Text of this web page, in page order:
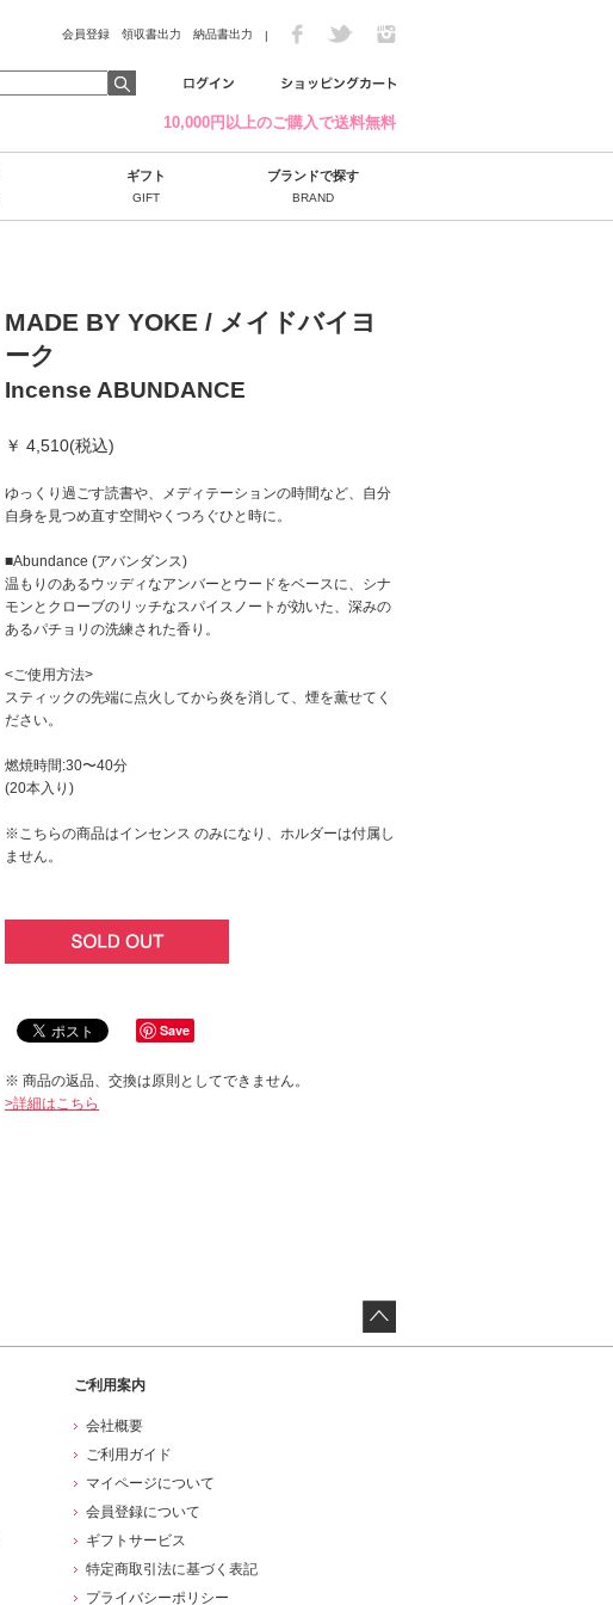
会員登録 領収書出力 納品書出力 |
10,000円以上のご購入で送料無料
ギフト
GIFT
ブランドで探す
BRAND
MADE BY YOKE / メイドバイヨ
ーク
Incense ABUNDANCE
￥ 4,510(税込)
ゆっくり過ごす読書や、メディテーションの時間など、自分
自身を見つめ直す空間やくつろぐひと時に。
■Abundance (アバンダンス)
温もりのあるウッディなアンバーとウードをベースに、シナ
モンとクローブのリッチなスパイスノートが効いた、深みの
あるパチョリの洗練された香り。
<ご使用方法>
スティックの先端に点火してから炎を消して、煙を薫せてく
ださい。
燃焼時間:30〜40分
(20本入り)
※こちらの商品はインセンス のみになり、ホルダーは付属し
ません。
Save
※ 商品の返品、交換は原則としてできません。
>詳細はこちら
ご利用案内
会社概要
ご利用ガイド
マイページについて
会員登録について
ギフトサービス
特定商取引法に基づく表記
プライバシーポリシー